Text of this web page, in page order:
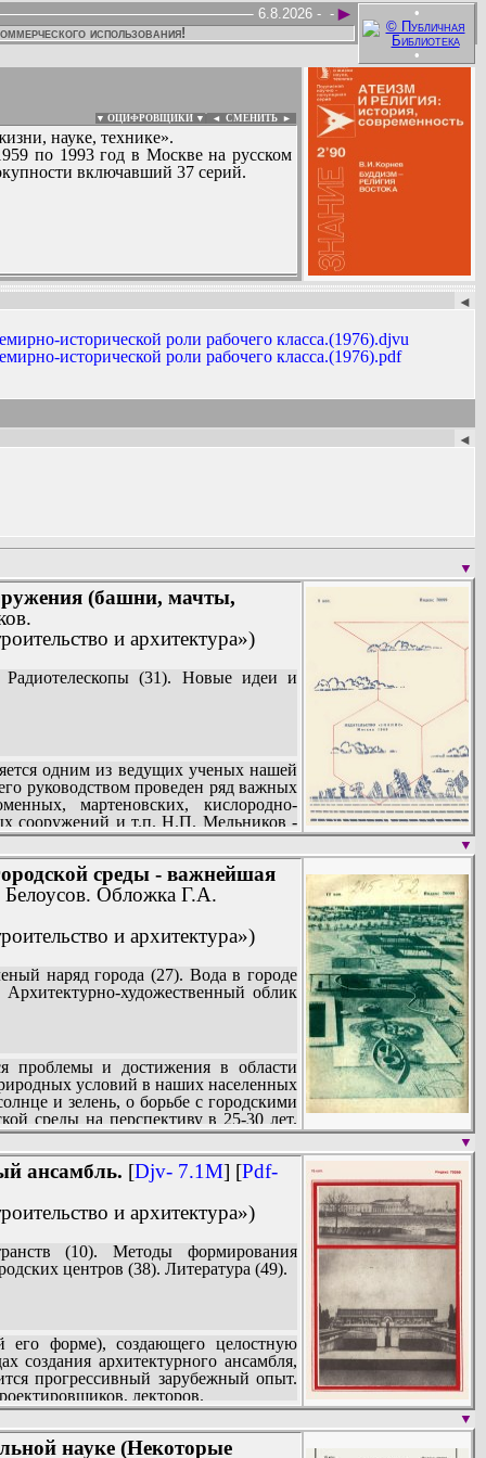
•
•
►
-
6.8.2026 -
использования!
▼ ОЦИФРОВЩИКИ ▼ ◄ СМЕНИТЬ ►
науке, технике».
по 1993 год в Москве на русском
включавший 37 серий.
:
regidrer, seriocity, sigma, xyz, zaaley,
(1975)
◄
исторической роли рабочего класса.(1976).djvu
исторической роли рабочего класса.(1976).pdf
◄
▼
(башни, мачты,
и архитектура»)
(31). Новые идеи и
одним из ведущих ученых нашей
руководством проведен ряд важных
мартеновских, кислородно-
сооружений и т.п. Н.П. Мельников -
Широкую известность среди
проектирования, изготовления и
написанная им совместно с
в области создания специальных
ядерных реакторов», переведенной
Мельникову четырежды присуждено
▼
среды - важнейшая
Обложка Г.А.
и архитектура»)
наряд города (27). Вода в городе
художественный облик
и достижения в области
условий в наших населенных
и зелень, о борьбе с городскими
среды на перспективу в 25-30 лет.
▼
ансамбль. [Djv- 7.1M] [Pdf-
и архитектура»)
(10). Методы формирования
центров (38). Литература (49).
форме), создающего целостную
создания архитектурного ансамбля,
прогрессивный зарубежный опыт.
лекторов.
▼
науке (Некоторые